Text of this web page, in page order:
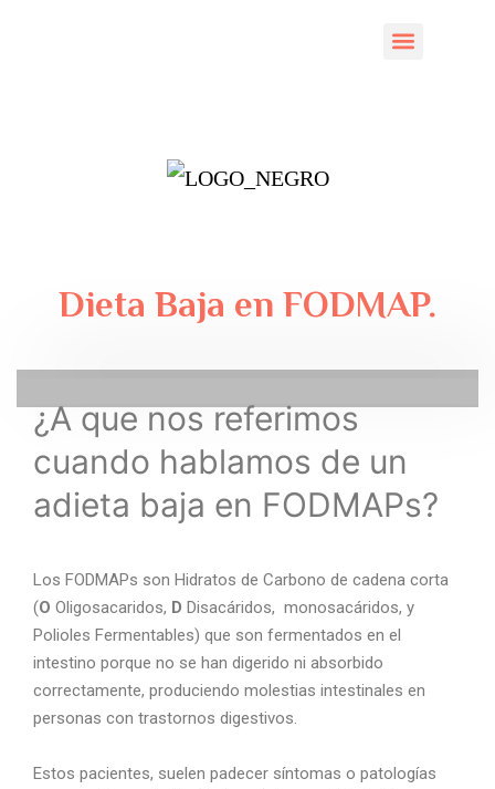
Dieta Baja en FODMAP.
¿A que nos referimos
cuando hablamos de un
adieta baja en FODMAPs?
Los FODMAPs son Hidratos de Carbono de cadena corta
(O Oligosacaridos, D Disacáridos, monosacáridos, y
Polioles Fermentables) que son fermentados en el
intestino porque no se han digerido ni absorbido
correctamente, produciendo molestias intestinales en
personas con trastornos digestivos.
Estos pacientes, suelen padecer síntomas o patologías